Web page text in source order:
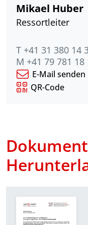
Mikael Huber
Ressortleiter
T +41 31 380 14
M +41 79 781 18
E-Mail senden
QR-Code